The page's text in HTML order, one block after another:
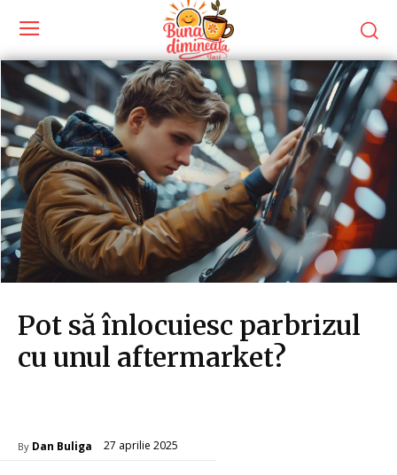
Pot să înlocuiesc parbrizul
cu unul aftermarket?
By Dan Buliga 27 aprilie 2025